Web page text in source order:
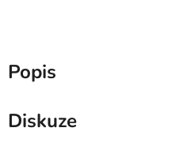
Popis
Diskuze